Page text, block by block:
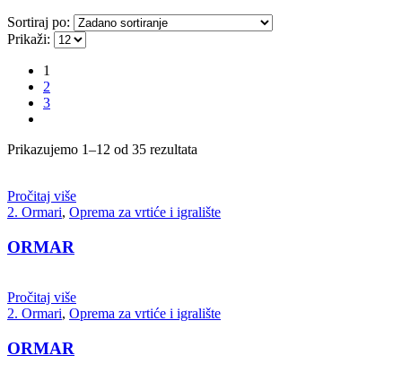
Sortiraj po:
Prikaži:
1
2
3
Prikazujemo 1–12 od 35 rezultata
Pročitaj više
2. Ormari, Oprema za vrtiće i igralište
ORMAR
Pročitaj više
2. Ormari, Oprema za vrtiće i igralište
ORMAR